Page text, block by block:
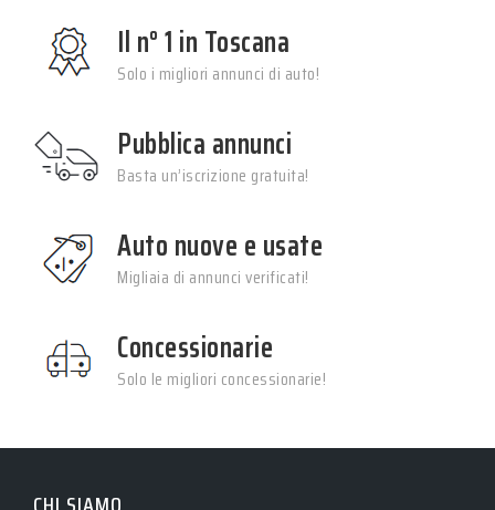
Il n° 1 in Toscana
Solo i migliori annunci di auto!
Pubblica annunci
Basta un’iscrizione gratuita!
Auto nuove e usate
Migliaia di annunci verificati!
Concessionarie
Solo le migliori concessionarie!